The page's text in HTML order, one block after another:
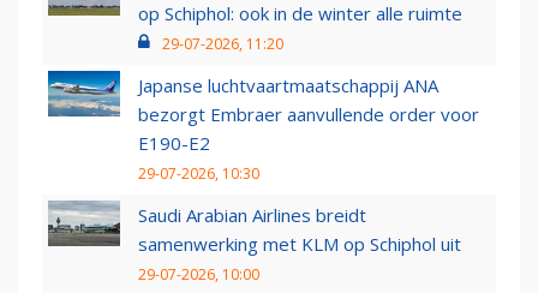
op Schiphol: ook in de winter alle ruimte
29-07-2026, 11:20
Japanse luchtvaartmaatschappij ANA
bezorgt Embraer aanvullende order voor
E190-E2
29-07-2026, 10:30
Saudi Arabian Airlines breidt
samenwerking met KLM op Schiphol uit
29-07-2026, 10:00